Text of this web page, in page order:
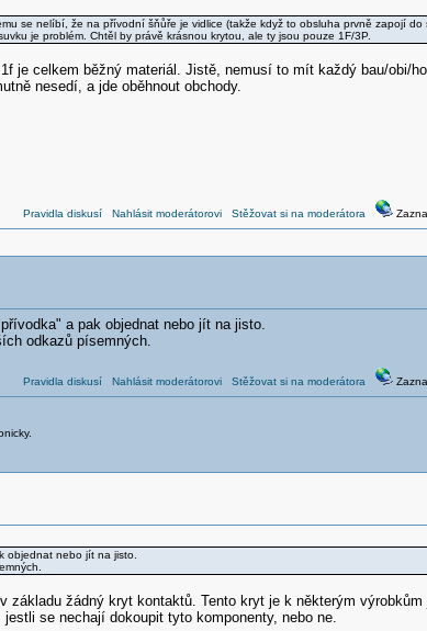
se nelíbí, že na přívodní šňůře je vidlice (takže když to obsluha prvně zapojí do
je problém. Chtěl by právě krásnou krytou, ale ty jsou pouze 1F/3P.
je celkem běžný materiál. Jistě, nemusí to mít každý bau/obi/
nesedí, a jde oběhnout obchody.
Pravidla diskusí Nahlásit moderátorovi Stěžovat si na moderátora
a pak objednat nebo jít na jisto.
odkazů písemných.
Pravidla diskusí Nahlásit moderátorovi Stěžovat si na moderátora
objednat nebo jít na jisto.
žádný kryt kontaktů. Tento kryt je k některým výrobkům
se nechají dokoupit tyto komponenty, nebo ne.